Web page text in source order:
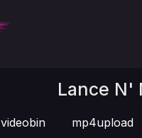
Lance N'
videobin mp4upload